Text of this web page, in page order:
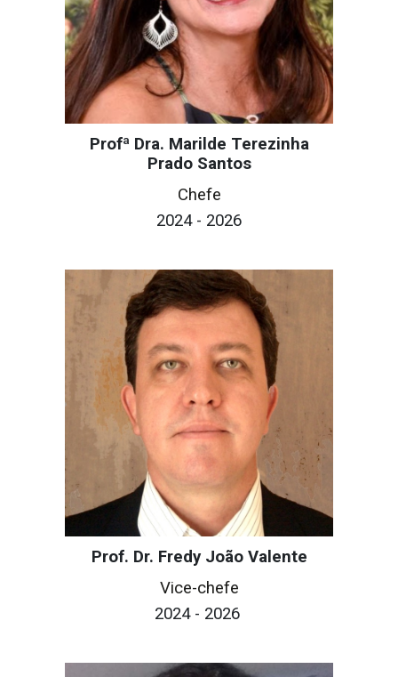
Profª Dra. Marilde Terezinha
Prado Santos
Chefe
2024- 2026
Prof. Dr. Fredy João Valente
Vice-chefe
2024 - 2026